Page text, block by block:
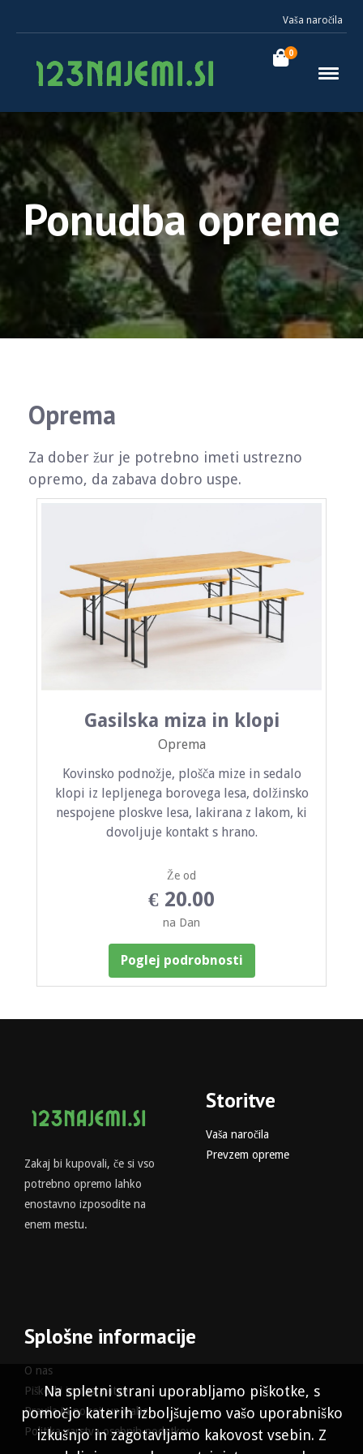
Vaša naročila
0
Ponudba opreme
Oprema
Za dober žur je potrebno imeti ustrezno
opremo, da zabava dobro uspe.
Gasilska miza in klopi
Oprema
Kovinsko podnožje, plošča mize in sedalo
klopi iz lepljenega borovega lesa, dolžinsko
nespojene ploskve lesa, lakirana z lakom, ki
dovoljuje kontakt s hrano.
Že od
€ 20.00
na Dan
Poglej podrobnosti
Zakaj bi kupovali, če si vso
potrebno opremo lahko
enostavno izposodite na
enem mestu.
Storitve
Vaša naročila
Prevzem opreme
Splošne informacije
O nas
Piškotki in nastavitve
Pravila in pogoji uporabe
Politika varstva osebnih podatkov
Na spletni strani uporabljamo piškotke, s
pomočjo katerih izboljšujemo vašo uporabniško
izkušnjo in zagotavljamo kakovost vsebin. Z